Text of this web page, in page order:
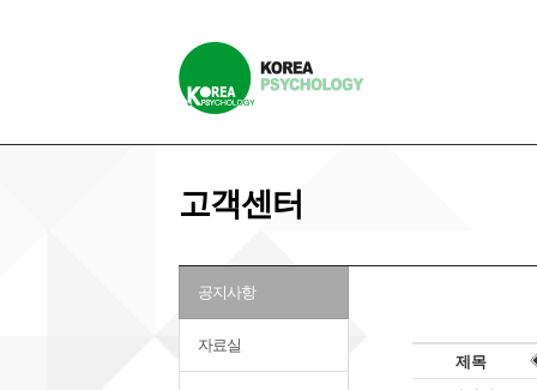
고객센터
공지사항
자료실
제목